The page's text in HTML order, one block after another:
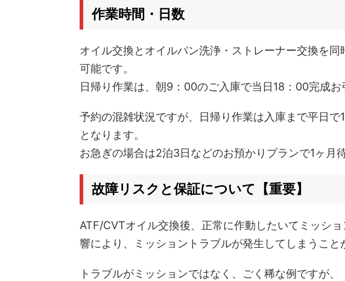
作業時間・日数
オイル交換とオイルパン洗浄・ストレーナー交換を
可能です。
日帰り作業は、朝9：00のご入庫で当日18：00完成お
予約の混雑状況ですが、日帰り作業は入庫まで平日
となります。
お急ぎの場合は2泊3日などのお預かりプランで1ヶ月
故障リスクと保証について【重要】
ATF/CVTオイル交換後、正常に作動したいてミッシ
響により、ミッショントラブルが発生してしまうこと
トラブルがミッションではなく、ごく稀な例ですが